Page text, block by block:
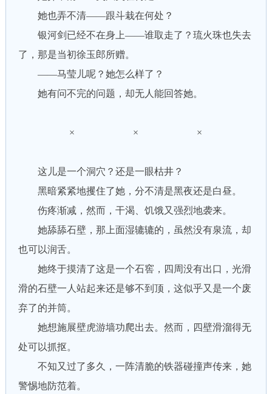
她也弄不清——跟斗栽在何处？
银河剑已经不在身上——谁取走了？琉火珠也失去
了，那是当初徐玉郎所赠。
——马莹儿呢？她怎么样了？
她有问不完的问题，却无人能回答她。
× × ×
这儿是一个洞穴？还是一眼枯井？
黑暗紧紧地攫住了她，分不清是黑夜还是白昼。
伤疼渐减，然而，干渴、饥饿又强烈地袭来。
她舔舔石壁，那上面湿辘辘的，虽然没有泉流，却
也可以润舌。
她终于摸清了这是一个石窖，四周没有出口，光滑
滑的石壁一人站起来还是够不到顶，这似乎又是一个废
弃了的并筒。
她想施展壁虎游墙功爬出去。然而，四壁滑溜得无
处可以抓抠。
不知又过了多久，一阵清脆的铁器碰撞声传来，她
警惕地防范着。